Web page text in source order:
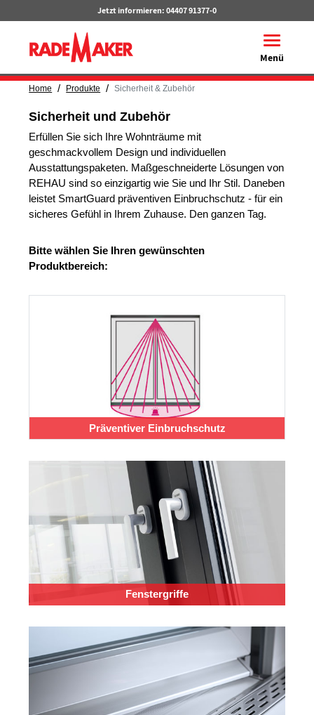
Jetzt informieren: 04407 91377-0
Toggle
Menü
Home / Produkte / Sicherheit & Zubehör
Sicherheit und Zubehör
Erfüllen Sie sich Ihre Wohnträume mit
geschmackvollem Design und individuellen
Ausstattungspaketen. Maßgeschneiderte Lösungen von
REHAU sind so einzigartig wie Sie und Ihr Stil. Daneben
leistet SmartGuard präventiven Einbruchschutz - für ein
sicheres Gefühl in Ihrem Zuhause. Den ganzen Tag.
Bitte wählen Sie Ihren gewünschten
Produktbereich:
Präventiver Einbruchschutz
Fenstergriffe